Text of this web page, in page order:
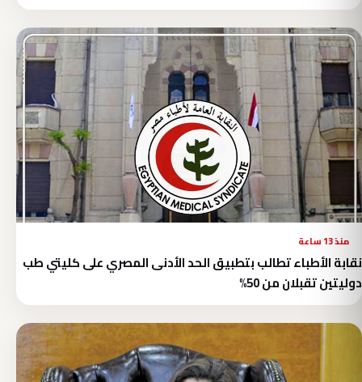
منذ 13 ساعة
نقابة الأطباء تطالب بتطبيق الحد الأدنى المصري على كليتي طب
دوليتين تقبلان من 50%